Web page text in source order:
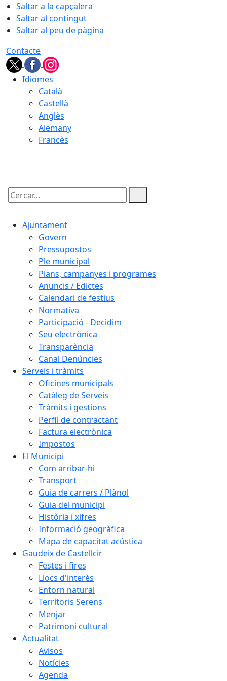
Saltar a la capçalera
Saltar al contingut
Saltar al peu de pàgina
Contacte
Idiomes
Català
Castellà
Anglès
Alemany
Francès
Cercar:
Ajuntament
Govern
Pressupostos
Ple municipal
Plans, campanyes i programes
Anuncis / Edictes
Calendari de festius
Normativa
Participació - Decidim
Seu electrònica
Transparència
Canal Denúncies
Serveis i tràmits
Oficines municipals
Catàleg de Serveis
Tràmits i gestions
Perfil de contractant
Factura electrònica
Impostos
El Municipi
Com arribar-hi
Transport
Guia de carrers / Plànol
Guia del municipi
Història i xifres
Informació geogràfica
Mapa de capacitat acústica
Gaudeix de Castellcir
Festes i fires
Llocs d'interès
Entorn natural
Territoris Serens
Menjar
Patrimoni cultural
Actualitat
Avisos
Notícies
Agenda